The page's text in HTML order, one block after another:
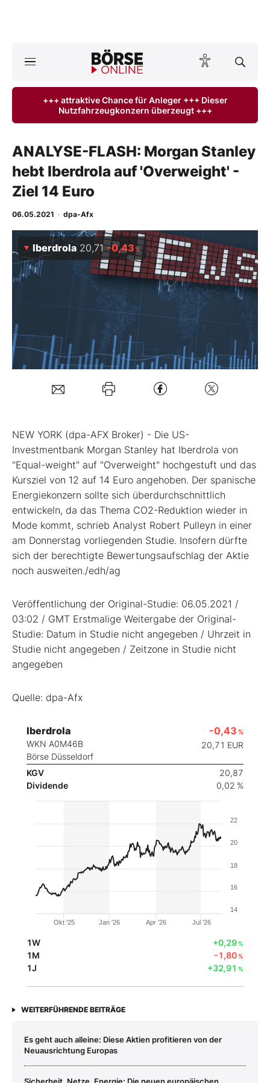
ktuelle Ausgabe BÖRSE ONLINE lesen
Finanz-Check
BO-Musterdepots
Experten
Mein Konto
+++ attraktive Chance für Anleger +++ Dieser
Nutzfahrzeugkonzern überzeugt +++
ANALYSE-FLASH: Morgan Stanley
hebt Iberdrola auf 'Overweight' -
Ziel 14 Euro
06.05.2021 · dpa-Afx
Iberdrola 20,71 -0,43%
NEW YORK (dpa-AFX Broker) - Die US-
Investmentbank Morgan Stanley hat Iberdrola von
"Equal-weight" auf "Overweight" hochgestuft und das
Kursziel von 12 auf 14 Euro angehoben. Der spanische
Energiekonzern sollte sich überdurchschnittlich
entwickeln, da das Thema CO2-Reduktion wieder in
Mode kommt, schrieb Analyst Robert Pulleyn in einer
am Donnerstag vorliegenden Studie. Insofern dürfte
sich der berechtigte Bewertungsaufschlag der Aktie
noch ausweiten./edh/ag
Veröffentlichung der Original-Studie: 06.05.2021 /
03:02 / GMT Erstmalige Weitergabe der Original-
Studie: Datum in Studie nicht angegeben / Uhrzeit in
Studie nicht angegeben / Zeitzone in Studie nicht
angegeben
Quelle: dpa-Afx
Iberdrola
WKN A0M46B
Börse Düsseldorf
-0,43 %
20,71 EUR
KGV
20,87
Dividende
0,02 %
Okt '25 Jan '26 Apr '26 Jul '26
14
16
18
20
22
1W +0,29%
1M -1,80%
1J +32,91 %
WEITERFÜHRENDE BEITRÄGE
Es geht auch alleine: Diese Aktien profitieren von der
Neuausrichtung Europas
Sicherheit, Netze, Energie: Die neuen europäischen